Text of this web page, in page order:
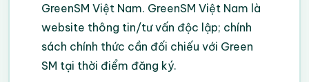
GreenSM Việt Nam. GreenSM Việt Nam là
website thông tin/tư vấn độc lập; chính
sách chính thức cần đối chiếu với Green
SM tại thời điểm đăng ký.